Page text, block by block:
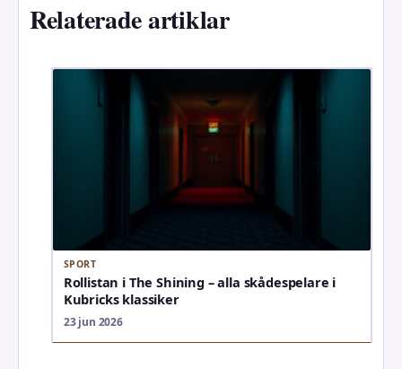
Relaterade artiklar
SPORT
Rollistan i The Shining – alla skådespelare i
Kubricks klassiker
23 jun 2026